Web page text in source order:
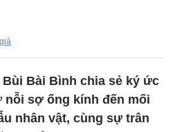
Bài Bình chia sẻ ký ức
sợ ống kính đến mối
nhân vật, cùng sự trân